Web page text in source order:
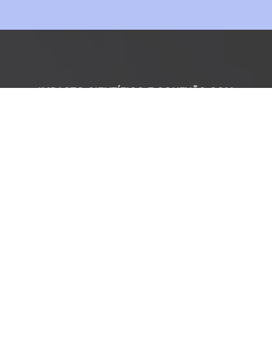
IMPACTO CIENTÍFICO E CONEXÃO COM